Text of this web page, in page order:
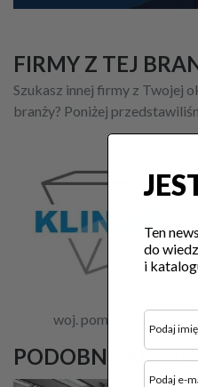
FIRMY Z TEJ
Szukasz innej firmy z Twojej
branży? Poniżej
woj. pomorskie
PODOBNE
Ten
do
i